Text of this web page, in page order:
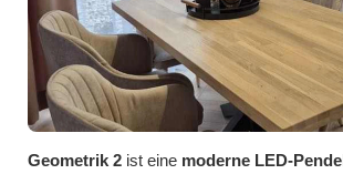
Geometrik 2 ist eine moderne LED-